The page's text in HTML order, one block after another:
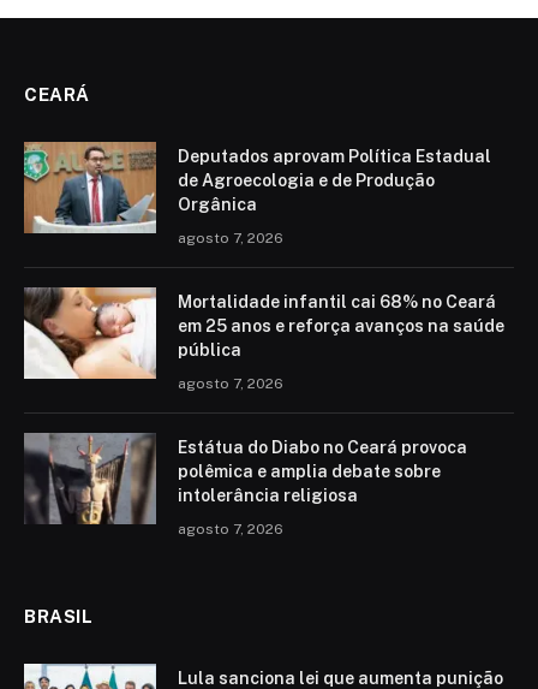
CEARÁ
Deputados aprovam Política Estadual
de Agroecologia e de Produção
Orgânica
agosto 7, 2026
Mortalidade infantil cai 68% no Ceará
em 25 anos e reforça avanços na saúde
pública
agosto 7, 2026
Estátua do Diabo no Ceará provoca
polêmica e amplia debate sobre
intolerância religiosa
agosto 7, 2026
BRASIL
Lula sanciona lei que aumenta punição